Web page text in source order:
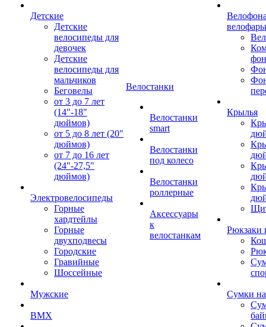
Детские
Детские
велосипеды для
девочек
Детские
велосипеды для
мальчиков
Беговелы
от 3 до 7 лет
(14"-18"
дюймов)
от 5 до 8 лет (20"
дюймов)
от 7 до 16 лет
(24"-27,5"
дюймов)
Электровелосипеды
Горные
хардтейлы
Горные
двухподвесы
Городские
Гравийные
Шоссейные
Мужские
BMX
Велостанки
Велостанки
smart
Велостанки
под колесо
Велостанки
роллерные
Аксессуары
к
велостанкам
велофары
Крылья
Рюкзаки
Сумки